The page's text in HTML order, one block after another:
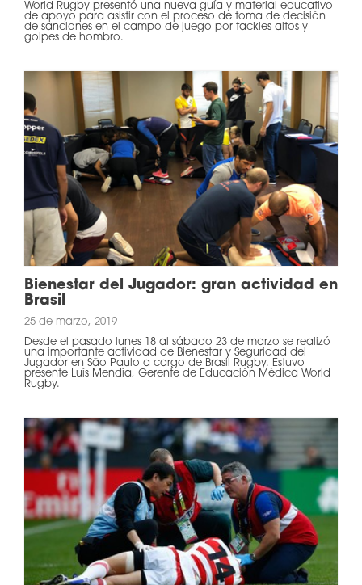
World Rugby presentó una nueva guía y material educativo
de apoyo para asistir con el proceso de toma de decisión
de sanciones en el campo de juego por tackles altos y
golpes de hombro.
Bienestar del Jugador: gran actividad en
Brasil
25 de marzo, 2019
Desde el pasado lunes 18 al sábado 23 de marzo se realizó
una importante actividad de Bienestar y Seguridad del
Jugador en São Paulo a cargo de Brasil Rugby. Estuvo
presente Luís Mendía, Gerente de Educación Médica World
Rugby.